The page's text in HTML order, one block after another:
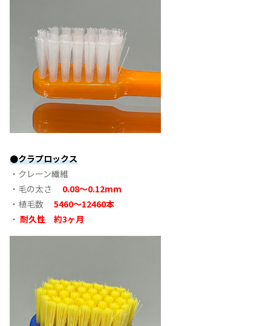
●クラプロックス
・クレーン繊維
・毛の太さ
0.08〜0.12mm
・植毛数
5460〜12460本
・ 耐久性 約3ヶ月